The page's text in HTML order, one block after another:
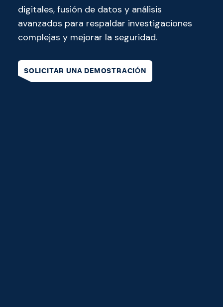
digitales, fusión de datos y análisis
avanzados para respaldar investigaciones
complejas y mejorar la seguridad.
SOLICITAR UNA DEMOSTRACIÓN